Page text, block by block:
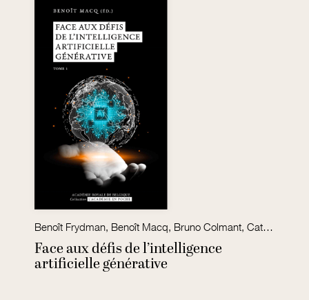
Benoît Frydman, Benoît Macq, Bruno Colmant, Catheline Périer-D'Ieteren David Restrepo Amariles, Hugues Bersini
Face aux défis de l’intelligence
artificielle générative